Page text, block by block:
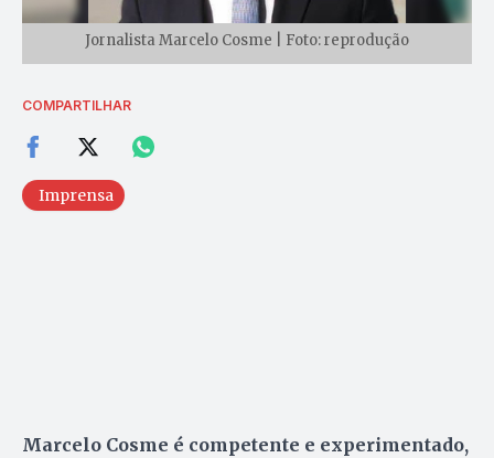
Jornalista Marcelo Cosme | Foto: reprodução
COMPARTILHAR
Imprensa
Marcelo Cosme é competente e experimentado,